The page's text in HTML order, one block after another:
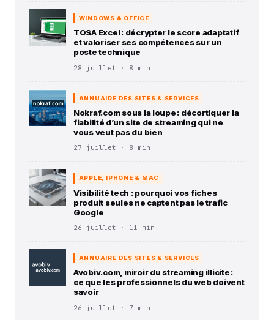
WINDOWS & OFFICE
TOSA Excel : décrypter le score adaptatif
et valoriser ses compétences sur un
poste technique
28 juillet · 8 min
ANNUAIRE DES SITES & SERVICES
Nokraf.com sous la loupe : décortiquer la
fiabilité d’un site de streaming qui ne
vous veut pas du bien
27 juillet · 8 min
APPLE, IPHONE & MAC
Visibilité tech : pourquoi vos fiches
produit seules ne captent pas le trafic
Google
26 juillet · 11 min
ANNUAIRE DES SITES & SERVICES
Avobiv.com, miroir du streaming illicite :
ce que les professionnels du web doivent
savoir
26 juillet · 7 min